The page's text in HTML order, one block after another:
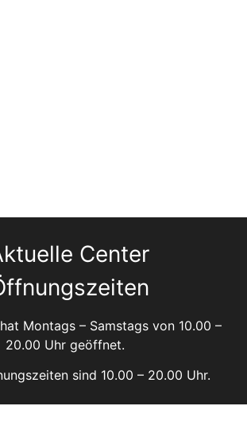
Center
Montags – Samstags von 10.00 –
20.00 Uhr geöffnet.
sind 10.00 – 20.00 Uhr.